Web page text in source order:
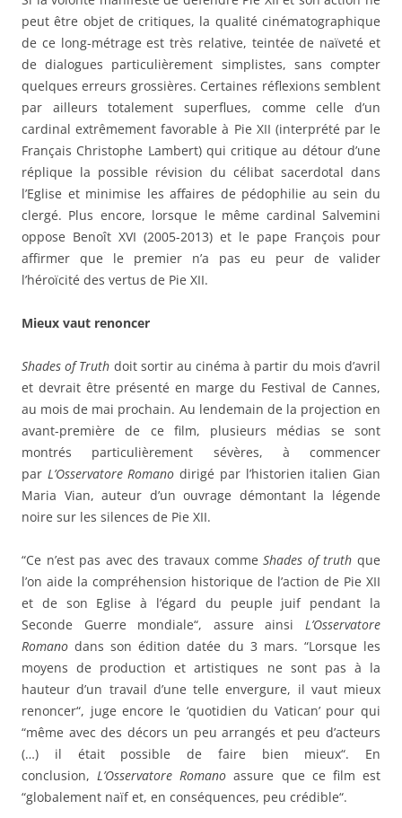
peut être objet de critiques, la qualité cinématographique
de ce long-métrage est très relative, teintée de naïveté et
de dialogues particulièrement simplistes, sans compter
quelques erreurs grossières. Certaines réflexions semblent
par ailleurs totalement superflues, comme celle d’un
cardinal extrêmement favorable à Pie XII (interprété par le
Français Christophe Lambert) qui critique au détour d’une
réplique la possible révision du célibat sacerdotal dans
l’Eglise et minimise les affaires de pédophilie au sein du
clergé. Plus encore, lorsque le même cardinal Salvemini
oppose Benoît XVI (2005-2013) et le pape François pour
affirmer que le premier n’a pas eu peur de valider
l’héroïcité des vertus de Pie XII.
Mieux vaut renoncer
Shades of Truth doit sortir au cinéma à partir du mois d’avril
et devrait être présenté en marge du Festival de Cannes,
au mois de mai prochain. Au lendemain de la projection en
avant-première de ce film, plusieurs médias se sont
montrés particulièrement sévères, à commencer
par L’Osservatore Romano dirigé par l’historien italien Gian
Maria Vian, auteur d’un ouvrage démontant la légende
noire sur les silences de Pie XII.
“Ce n’est pas avec des travaux commeShades of truth que
l’on aide la compréhension historique de l’action de Pie XII
et de son Eglise à l’égard du peuple juif pendant la
Seconde Guerre mondiale“, assure ainsi L’Osservatore
Romano dans son édition datée du 3 mars. “Lorsque les
moyens de production et artistiques ne sont pas à la
hauteur d’un travail d’une telle envergure, il vaut mieux
renoncer“, juge encore le ‘quotidien du Vatican’ pour qui
“même avec des décors un peu arrangés et peu d’acteurs
(…) il était possible de faire bien mieux“. En
conclusion,L’Osservatore Romano assure que ce film est
“globalement naïf et, en conséquences, peu crédible“.